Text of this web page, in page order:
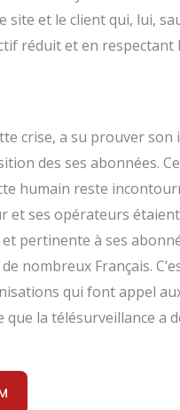
et le client qui, lui,
réduit et en
crise, a su prouver
des ses abonnées.
humain reste
et ses opérateurs
pertinente à ses
nombreux Français.
qui font appel
la télésurveillance a